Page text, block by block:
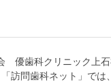
優歯科クリニック上石
訪問歯科ネット」で